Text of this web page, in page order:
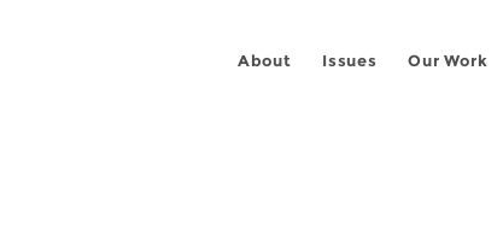
About Issues Our Work